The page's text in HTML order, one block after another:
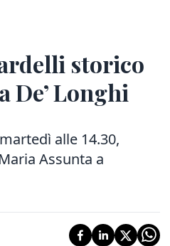
storico
De’ Longhi
alle 14.30,
Assunta a